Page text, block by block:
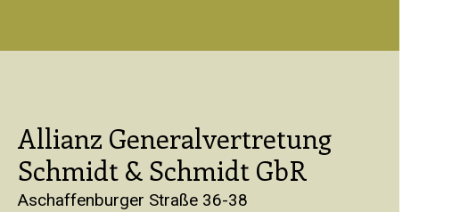
Allianz Generalvertretung
Schmidt & Schmidt GbR
Aschaffenburger Straße 36-38